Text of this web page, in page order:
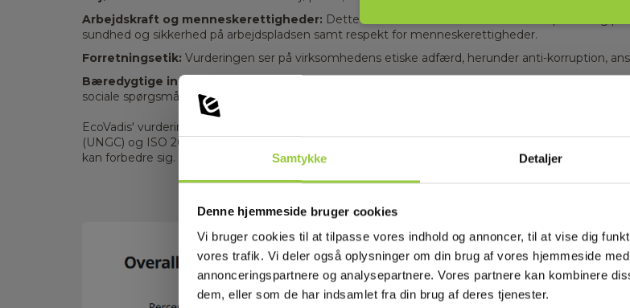
Samtykke Detaljer
Denne hjemmeside bruger cookies
Vi bruger cookies til at tilpasse vores indhold og annoncer, til at vise dig
vores trafik. Vi deler også oplysninger om din brug af vores hjemmeside
annonceringspartnere og analysepartnere. Vores partnere kan kombinere
dem, eller som de har indsamlet fra din brug af deres tjenester.
Arbejdskraft og menneskerettigheder: Dette område omfatter virksomhedens praksis og
sundhed og sikkerhed på arbejdspladsen samt respekt for menneskerettigheder.
Forretningsetik: Vurderingen ser på virksomhedens etiske adfærd, herunder anti-korruption,
Bæredygtige indkøb:
Her fokuseres der på virksomhedens politikker og praksis i forbindelse
sociale spørgsmål.
EcoVadis' vurderinger er baseret på en række internationale standarder og rammer, herunder
(UNGC) og ISO 26000. Resultaterne giver virksomheder et overblik over deres
kan forbedre sig.